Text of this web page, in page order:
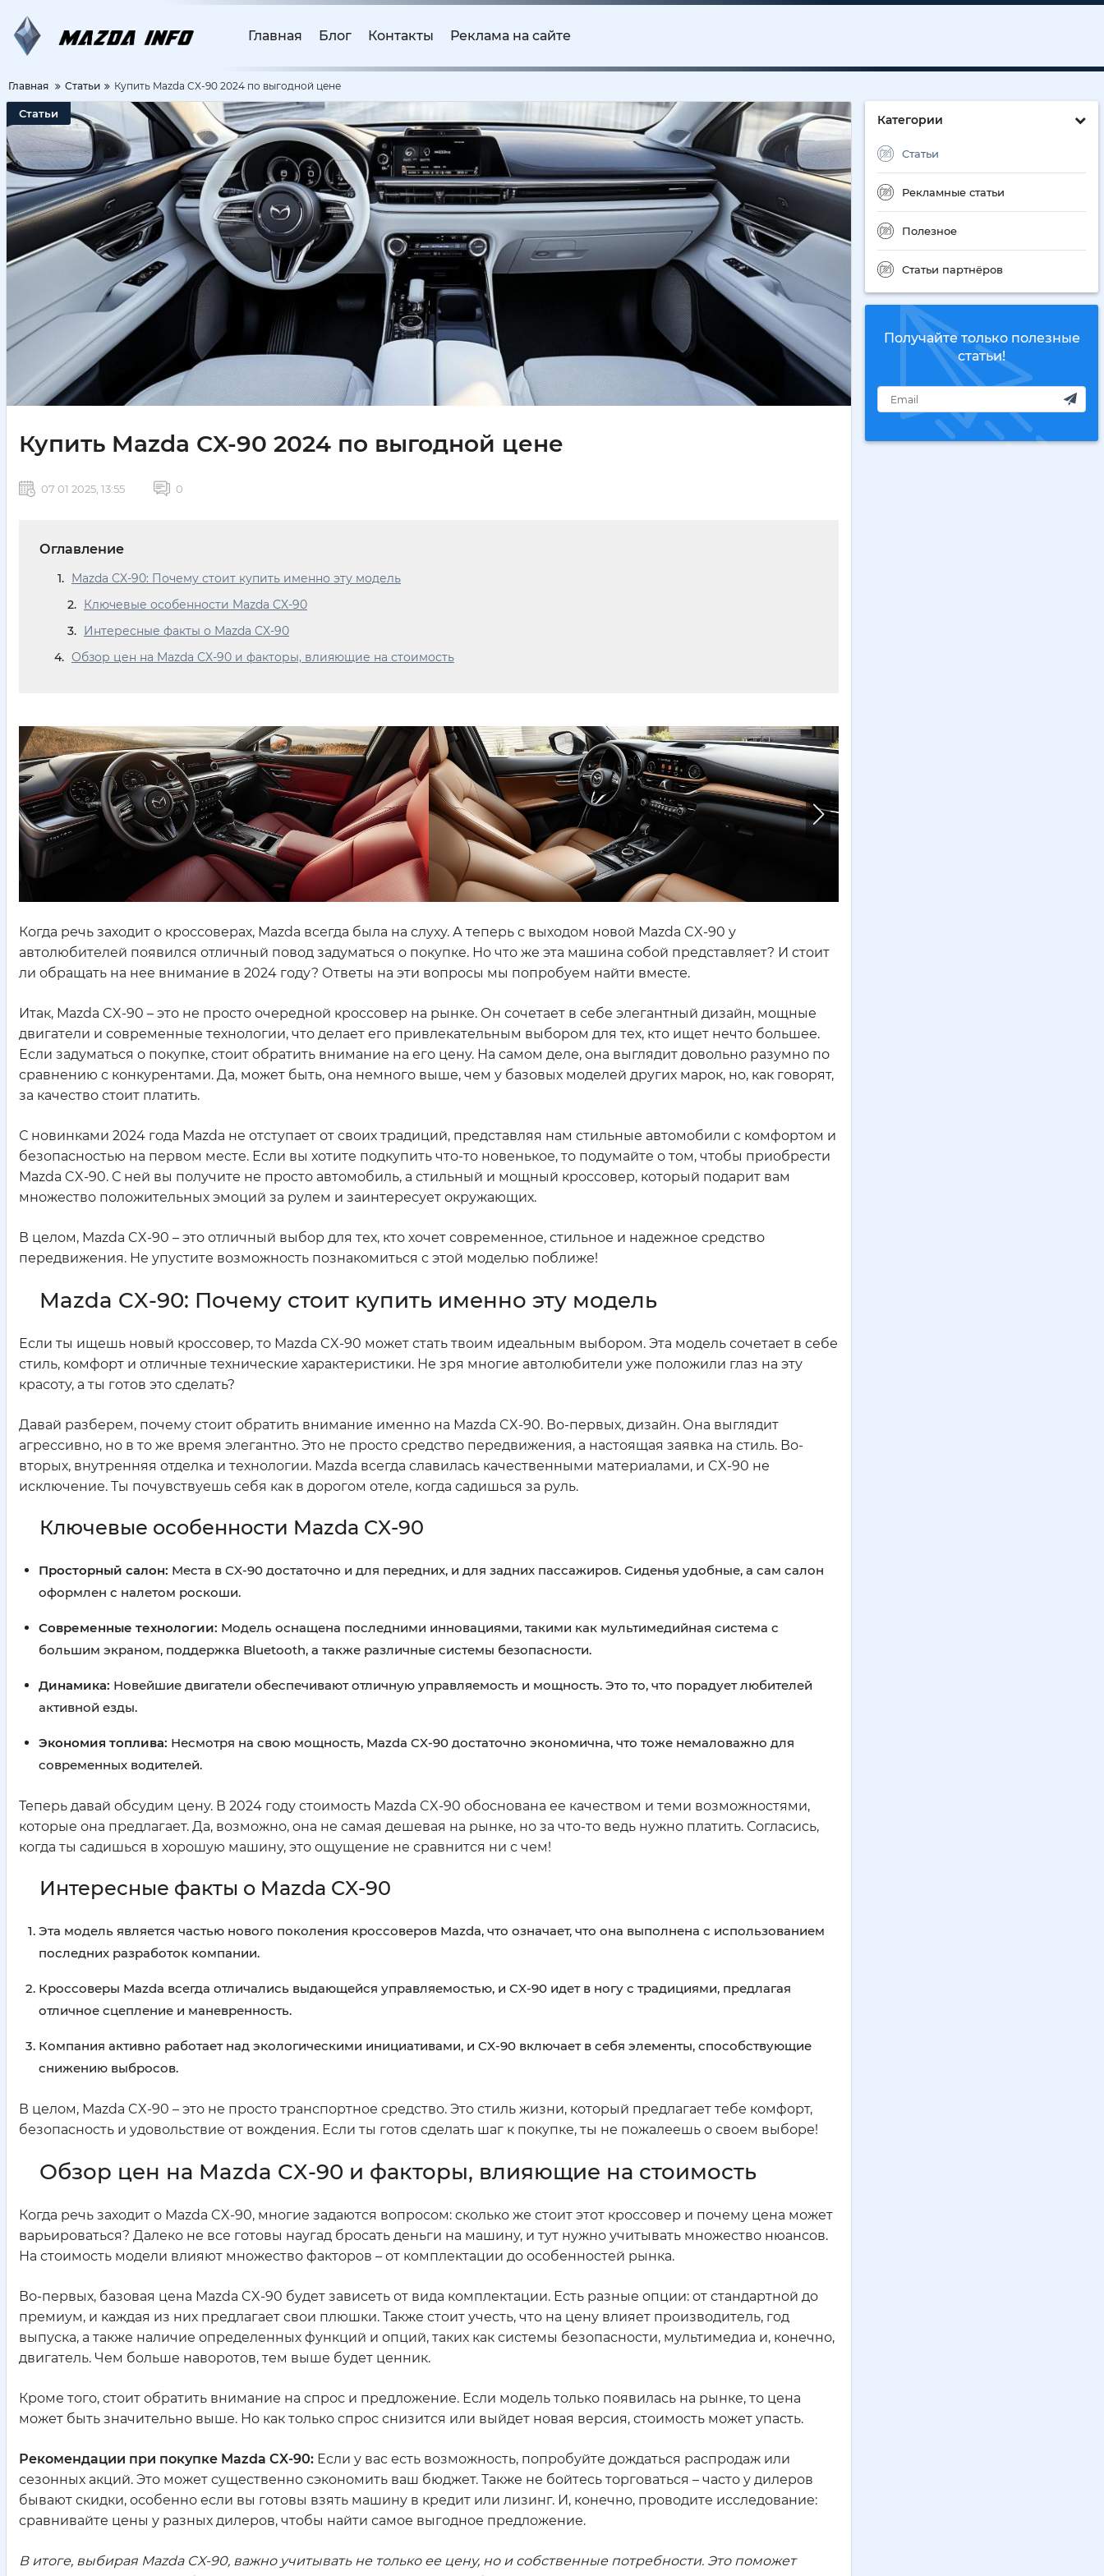
Главная Блог Контакты Реклама на сайте
Главная Статьи Купить Mazda CX-90 2024 по выгодной цене
Категории
Статьи
Рекламные статьи
Полезное
Статьи партнёров
Получайте только полезные
статьи!
Статьи
Купить Mazda CX-90 2024 по выгодной цене
07 01 2025, 13:55 0
Оглавление
Mazda CX-90: Почему стоит купить именно эту модель
Ключевые особенности Mazda CX-90
Интересные факты о Mazda CX-90
Обзор цен на Mazda CX-90 и факторы, влияющие на стоимость
Когда речь заходит о кроссоверах, Mazda всегда была на слуху. А теперь с выходом новой Mazda CX-90 у
автолюбителей появился отличный повод задуматься о покупке. Но что же эта машина собой представляет? И стоит
ли обращать на нее внимание в 2024 году? Ответы на эти вопросы мы попробуем найти вместе.
Итак, Mazda CX-90 – это не просто очередной кроссовер на рынке. Он сочетает в себе элегантный дизайн, мощные
двигатели и современные технологии, что делает его привлекательным выбором для тех, кто ищет нечто большее.
Если задуматься о покупке, стоит обратить внимание на его цену. На самом деле, она выглядит довольно разумно по
сравнению с конкурентами. Да, может быть, она немного выше, чем у базовых моделей других марок, но, как говорят,
за качество стоит платить.
С новинками 2024 года Mazda не отступает от своих традиций, представляя нам стильные автомобили с комфортом и
безопасностью на первом месте. Если вы хотите подкупить что-то новенькое, то подумайте о том, чтобы приобрести
Mazda CX-90. С ней вы получите не просто автомобиль, а стильный и мощный кроссовер, который подарит вам
множество положительных эмоций за рулем и заинтересует окружающих.
В целом, Mazda CX-90 – это отличный выбор для тех, кто хочет современное, стильное и надежное средство
передвижения. Не упустите возможность познакомиться с этой моделью поближе!
Mazda CX-90: Почему стоит купить именно эту модель
Если ты ищешь новый кроссовер, то Mazda CX-90 может стать твоим идеальным выбором. Эта модель сочетает в себе
стиль, комфорт и отличные технические характеристики. Не зря многие автолюбители уже положили глаз на эту
красоту, а ты готов это сделать?
Давай разберем, почему стоит обратить внимание именно на Mazda CX-90. Во-первых, дизайн. Она выглядит
агрессивно, но в то же время элегантно. Это не просто средство передвижения, а настоящая заявка на стиль. Во-
вторых, внутренняя отделка и технологии. Mazda всегда славилась качественными материалами, и CX-90 не
исключение. Ты почувствуешь себя как в дорогом отеле, когда садишься за руль.
Ключевые особенности Mazda CX-90
Просторный салон: Места в CX-90 достаточно и для передних, и для задних пассажиров. Сиденья удобные, а сам салон
оформлен с налетом роскоши.
Современные технологии: Модель оснащена последними инновациями, такими как мультимедийная система с
большим экраном, поддержка Bluetooth, а также различные системы безопасности.
Динамика: Новейшие двигатели обеспечивают отличную управляемость и мощность. Это то, что порадует любителей
активной езды.
Экономия топлива: Несмотря на свою мощность, Mazda CX-90 достаточно экономична, что тоже немаловажно для
современных водителей.
Теперь давай обсудим цену. В 2024 году стоимость Mazda CX-90 обоснована ее качеством и теми возможностями,
которые она предлагает. Да, возможно, она не самая дешевая на рынке, но за что-то ведь нужно платить. Согласись,
когда ты садишься в хорошую машину, это ощущение не сравнится ни с чем!
Интересные факты о Mazda CX-90
Эта модель является частью нового поколения кроссоверов Mazda, что означает, что она выполнена с использованием
последних разработок компании.
Кроссоверы Mazda всегда отличались выдающейся управляемостью, и CX-90 идет в ногу с традициями, предлагая
отличное сцепление и маневренность.
Компания активно работает над экологическими инициативами, и CX-90 включает в себя элементы, способствующие
снижению выбросов.
В целом, Mazda CX-90 – это не просто транспортное средство. Это стиль жизни, который предлагает тебе комфорт,
безопасность и удовольствие от вождения. Если ты готов сделать шаг к покупке, ты не пожалеешь о своем выборе!
Обзор цен на Mazda CX-90 и факторы, влияющие на стоимость
Когда речь заходит о Mazda CX-90, многие задаются вопросом: сколько же стоит этот кроссовер и почему цена может
варьироваться? Далеко не все готовы наугад бросать деньги на машину, и тут нужно учитывать множество нюансов.
На стоимость модели влияют множество факторов – от комплектации до особенностей рынка.
Во-первых, базовая цена Mazda CX-90 будет зависеть от вида комплектации. Есть разные опции: от стандартной до
премиум, и каждая из них предлагает свои плюшки. Также стоит учесть, что на цену влияет производитель, год
выпуска, а также наличие определенных функций и опций, таких как системы безопасности, мультимедиа и, конечно,
двигатель. Чем больше наворотов, тем выше будет ценник.
Кроме того, стоит обратить внимание на спрос и предложение. Если модель только появилась на рынке, то цена
может быть значительно выше. Но как только спрос снизится или выйдет новая версия, стоимость может упасть.
Рекомендации при покупке Mazda CX-90: Если у вас есть возможность, попробуйте дождаться распродаж или
сезонных акций. Это может существенно сэкономить ваш бюджет. Также не бойтесь торговаться – часто у дилеров
бывают скидки, особенно если вы готовы взять машину в кредит или лизинг. И, конечно, проводите исследование:
сравнивайте цены у разных дилеров, чтобы найти самое выгодное предложение.
В итоге, выбирая Mazda CX-90, важно учитывать не только ее цену, но и собственные потребности. Это поможет